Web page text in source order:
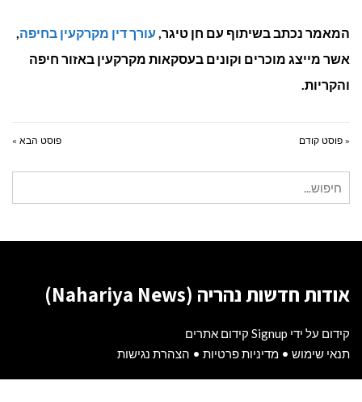
המאמר נכתב בשיתוף עם חן טיגר, עורך דין מקרקעין בחיפה,
אשר מייצג מוכרים וקונים בעסקאות מקרקעין באזור חיפה
והקריות.
« פוסט קודם פוסט הבא »
עבור:
אודות חדשות נהריה (Nahariya News)
קידום על ידי Signup קידום אתרים
תנאי שימוש • מדיניות פרטיות • הצהרת נגישות